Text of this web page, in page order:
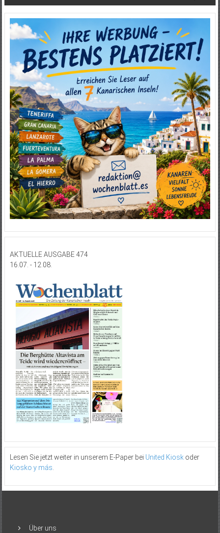
AKTUELLE AUSGABE 474
16.07. - 12.08.
Lesen Sie jetzt weiter in unserem E-Paper bei United Kioskoder
Kiosko y más
Über uns